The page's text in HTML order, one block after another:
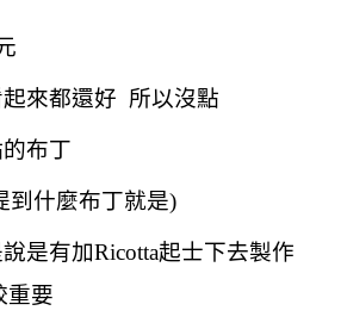
來都還好 所以沒點
布丁
到什麼布丁就是)
是有加Ricotta起士下去製作
重要